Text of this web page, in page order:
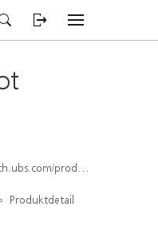
index/isin/CH1577867984
Produktdetail